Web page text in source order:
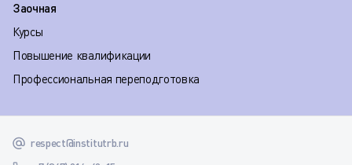
Заочная
Курсы
Повышение квалификации
Профессиональная переподготовка
respect@institutrb.ru